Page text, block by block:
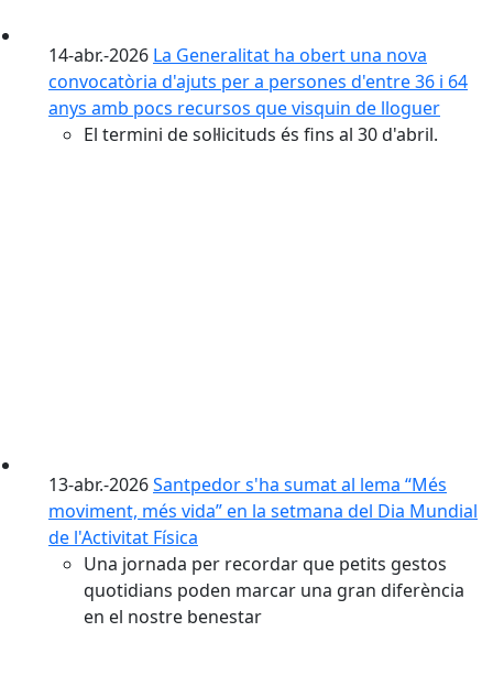
14-abr.-2026 La Generalitat ha obert una nova
convocatòria d'ajuts per a persones d'entre 36 i 64
anys amb pocs recursos que visquin de lloguer
El termini de sol·licituds és fins al 30 d'abril.
13-abr.-2026Santpedor s'ha sumat al lema “Més
moviment, més vida” en la setmana del Dia Mundial
de l'Activitat Física
Una jornada per recordar que petits gestos
quotidians poden marcar una gran diferència
en el nostre benestar